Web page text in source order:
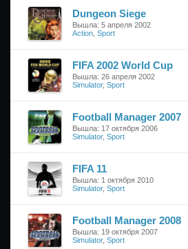
Dungeon Siege
Вышла: 5 апреля 2002
Action Sport
FIFA 2002 World Cup
Вышла: 26 апреля 2002
Simulator, Sport
Football Manager 2007
Вышла: 17 октября 2006
Simulator, Sport
FIFA 11
Вышла: 1 октября 2010
Simulator, Sport
Football Manager 2008
Вышла: 19 октября 2007
Simulator, Sport